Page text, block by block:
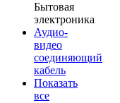
Бытовая
электроника
Аудио-
видео
соединяющий
кабель
Показать
все